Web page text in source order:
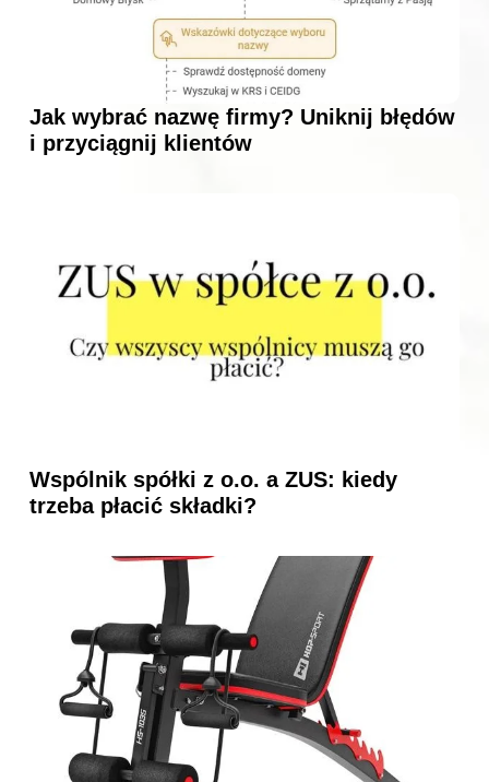
Jak wybrać nazwę firmy? Uniknij błędów
i przyciągnij klientów
Wspólnik spółki z o.o. a ZUS: kiedy
trzeba płacić składki?